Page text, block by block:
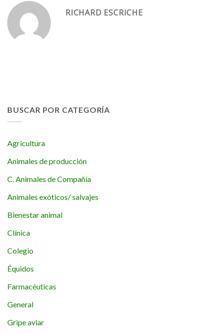
RICHARD ESCRICHE
BUSCAR POR CATEGORÍA
Agricultura
Animales de producción
C. Animales de Compañía
Animales exóticos/ salvajes
Bienestar animal
Clínica
Colegio
Équidos
Farmacéuticas
General
Gripe aviar